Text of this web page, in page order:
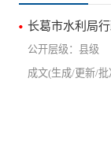
长葛市水利局
县级